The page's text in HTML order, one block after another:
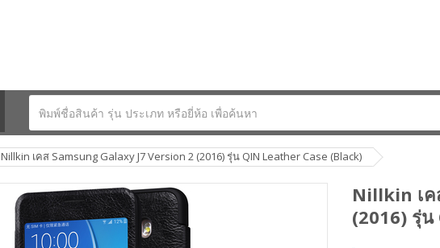
Nillkin เคส Samsung Galaxy J7 Version 2 (2016) รุ่น QIN Leather Case (Black)
Nillkin เค
(2016) รุ่